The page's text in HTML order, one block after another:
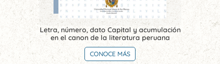
Letra, número, dato Capital y acumulación
en el canon de la literatura peruana
CONOCE MÁS